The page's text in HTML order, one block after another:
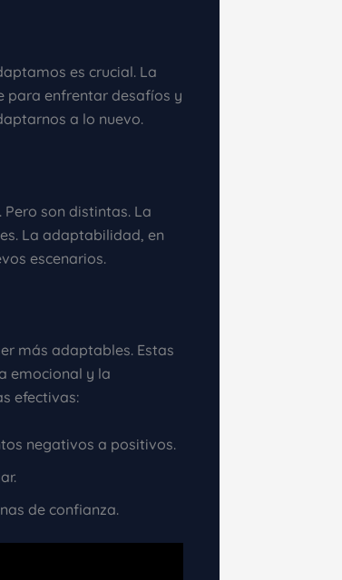
es crucial. La
para enfrentar desafíos y
a lo nuevo.
son distintas. La
La adaptabilidad, en
escenarios.
más adaptables. Estas
emocional y la
efectivas:
negativos a positivos.
de confianza.